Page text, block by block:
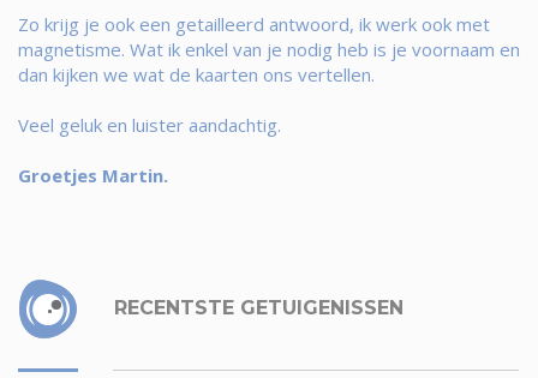
Zo krijg je ook een getailleerd antwoord, ik werk ook met
magnetisme. Wat ik enkel van je nodig heb is je voornaam en
dan kijken we wat de kaarten ons vertellen.
Veel geluk en luister aandachtig.
Groetjes Martin.
RECENTSTE GETUIGENISSEN